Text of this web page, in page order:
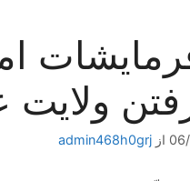
از admin468h0grj